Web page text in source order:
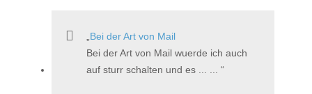
Bei der Art von Mail
Bei der Art von Mail wuerde ich auch
auf sturr schalten und es ... ...